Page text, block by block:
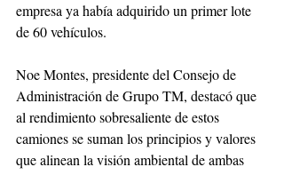
empresa ya había adquirido un primer lote
de 60 vehículos.
Noe Montes, presidente del Consejo de
Administración de Grupo TM, destacó que
al rendimiento sobresaliente de estos
camiones se suman los principios y valores
que alinean la visión ambiental de ambas